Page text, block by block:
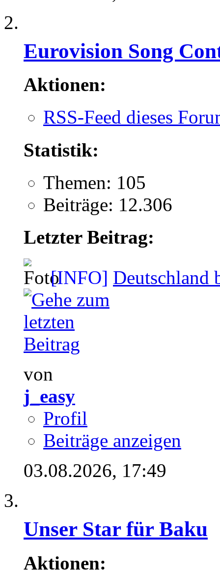
Eurovision Song
Aktionen:
RSS-Feed dieses
Statistik:
Themen: 105
Beiträge: 12.306
Letzter Beitrag:
[INFO] Deutschland
von
j_easy
Profil
Beiträge anzeigen
03.08.2026, 17:49
Unser Star für Baku
Aktionen: